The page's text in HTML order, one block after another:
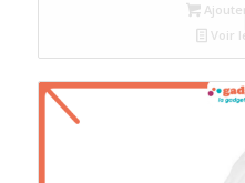
Voir